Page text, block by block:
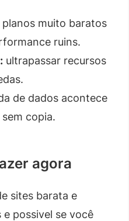
planos muito baratos
ruins.
ultrapassar recursos
de dados acontece
copia.
agora
sites barata e
possivel se você